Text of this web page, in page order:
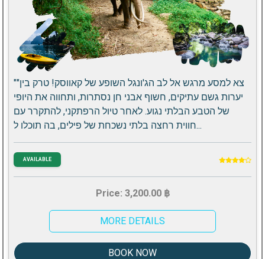
""צא למסע מרגש אל לב הג'ונגל השופע של קאווסק! טרק בין
יערות גשם עתיקים, חשוף אבני חן נסתרות, ותחווה את היופי
של הטבע הבלתי נגוע. לאחר טיול הרפתקני, להתקרר עם
חווית רחצה בלתי נשכחת של פילים, בה תוכלו ל...
AVAILABLE
Price: 3,200.00 ฿
MORE DETAILS
BOOK NOW